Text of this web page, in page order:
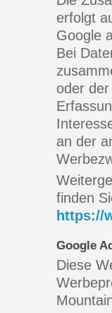
erfolgt
Google
Bei
oder
an der
finden
https://
Google
Diese